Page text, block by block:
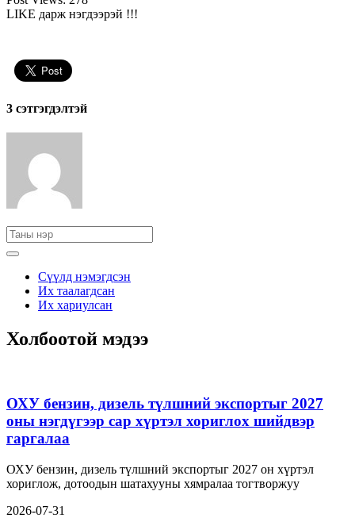
LIKE дарж нэгдээрэй !!!
3 cэтгэгдэлтэй
Сүүлд нэмэгдсэн
Их таалагдсан
Их хариулсан
Холбоотой мэдээ
ОХУ бензин, дизель түлшний экспортыг 2027
оны нэгдүгээр сар хүртэл хориглох шийдвэр
гаргалаа
ОХУ бензин, дизель түлшний экспортыг 2027 он хүртэл
хориглож, дотоодын шатахууны хямралаа тогтворжуу
2026-07-31